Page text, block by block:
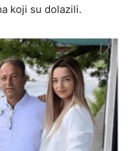
koji su dolazili.